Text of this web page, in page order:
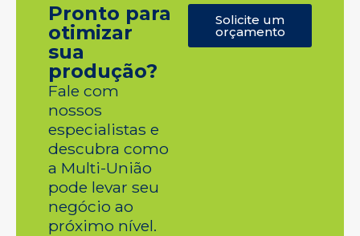
Pronto para
otimizar
sua
produção?
Fale com
nossos
especialistas e
descubra como
a Multi-União
pode levar seu
negócio ao
próximo nível.
Solicite um
orçamento